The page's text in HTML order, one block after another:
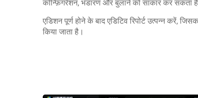
कॉन्फ़िगरेशन, भंडारण और बुलाने को साकार कर सकता
एडिशन पूर्ण होने के बाद एडिटिव रिपोर्ट उत्पन्न करें,
किया जाता है।